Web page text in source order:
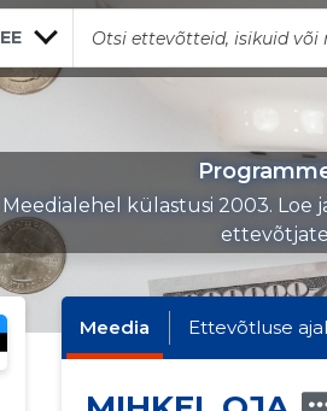
EE
Meedialehel külastusi 2003. Loe
Meedia Ettevõtluse